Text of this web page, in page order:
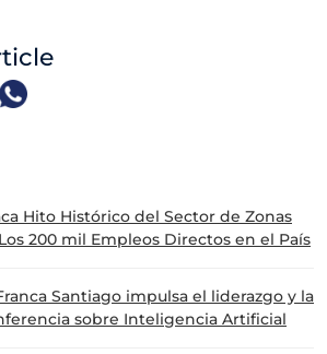
Hito Histórico del Sector de Zonas
200 mil Empleos Directos en el País
Santiago impulsa el liderazgo y la
sobre Inteligencia Artificial